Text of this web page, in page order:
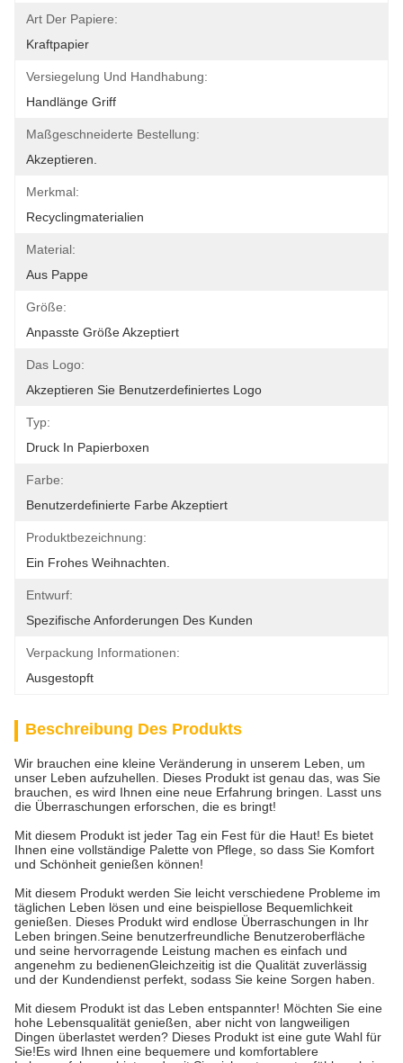
Art Der Papiere:
Kraftpapier
Versiegelung Und Handhabung:
Handlänge Griff
Maßgeschneiderte Bestellung:
Akzeptieren.
Merkmal:
Recyclingmaterialien
Material:
Aus Pappe
Größe:
Anpasste Größe Akzeptiert
Das Logo:
Akzeptieren Sie Benutzerdefiniertes Logo
Typ:
Druck In Papierboxen
Farbe:
Benutzerdefinierte Farbe Akzeptiert
Produktbezeichnung:
Ein Frohes Weihnachten.
Entwurf:
Spezifische Anforderungen Des Kunden
Verpackung Informationen:
Ausgestopft
Beschreibung Des Produkts
Wir brauchen eine kleine Veränderung in unserem Leben, um
unser Leben aufzuhellen. Dieses Produkt ist genau das, was Sie
brauchen, es wird Ihnen eine neue Erfahrung bringen. Lasst uns
die Überraschungen erforschen, die es bringt!
Mit diesem Produkt ist jeder Tag ein Fest für die Haut! Es bietet
Ihnen eine vollständige Palette von Pflege, so dass Sie Komfort
und Schönheit genießen können!
Mit diesem Produkt werden Sie leicht verschiedene Probleme im
täglichen Leben lösen und eine beispiellose Bequemlichkeit
genießen. Dieses Produkt wird endlose Überraschungen in Ihr
Leben bringen.Seine benutzerfreundliche Benutzeroberfläche
und seine hervorragende Leistung machen es einfach und
angenehm zu bedienenGleichzeitig ist die Qualität zuverlässig
und der Kundendienst perfekt, sodass Sie keine Sorgen haben.
Mit diesem Produkt ist das Leben entspannter! Möchten Sie eine
hohe Lebensqualität genießen, aber nicht von langweiligen
Dingen überlastet werden? Dieses Produkt ist eine gute Wahl für
Sie!Es wird Ihnen eine bequemere und komfortablere